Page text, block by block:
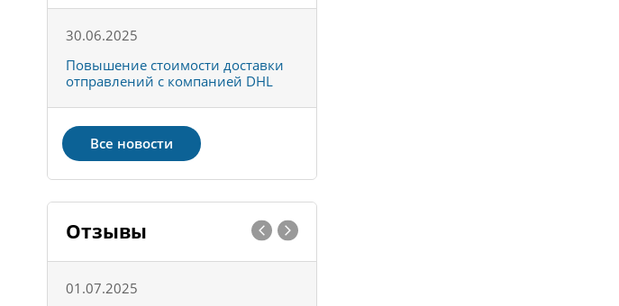
30.06.2025
Повышение стоимости доставки
отправлений с компанией DHL
Все новости
Отзывы
01.07.2025